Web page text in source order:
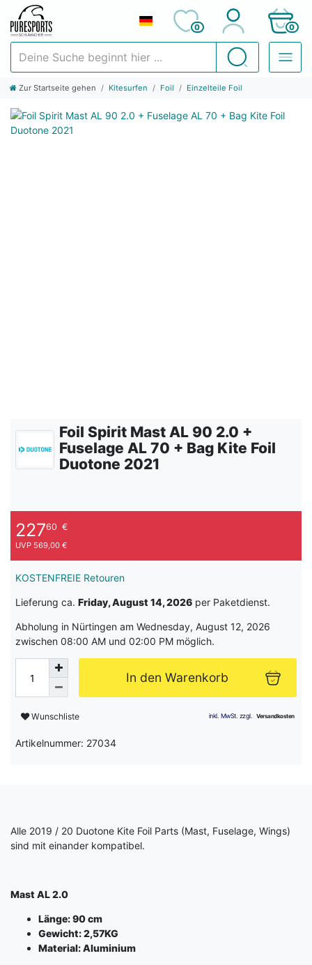
Suchen
0 0
Zur Startseite gehen Kitesurfen Foil Einzelteile Foil
Foil Spirit Mast AL 90 2.0 +
Fuselage AL 70 + Bag Kite Foil
Duotone 2021
22760 €
UVP 569,00 €
KOSTENFREIE Retouren
Lieferung ca. Friday, August 14, 2026 per Paketdienst.
Abholung in Nürtingen am Wednesday, August 12, 2026
zwischen 08:00 AM und 02:00 PM möglich.
In den Warenkorb
Wunschliste
Artikelnummer: 27034
Alle 2019 / 20 Duotone Kite Foil Parts (Mast, Fuselage, Wings)
sind mit einander kompatibel.
Mast AL 2.0
Länge: 90 cm
Gewicht: 2,57KG
Material: Aluminium